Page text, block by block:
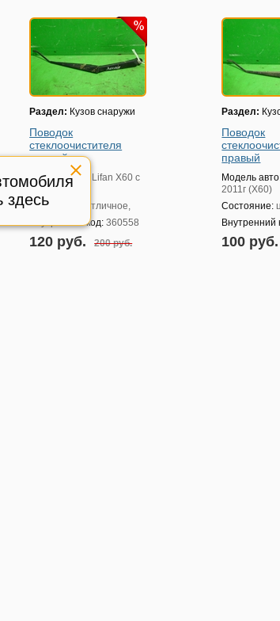
здесь
Раздел: Кузов снаружи
Поводок
стеклоочистителя
правый
Модель авто:
Lifan X60 с
2011г (Х60)
Состояние:
Отличное,
Внутренний код:360558
120 руб.200 руб.
Раздел:
Поводок
правый
Модель
2011г (Х60)
Состояние:
Внутренний
100